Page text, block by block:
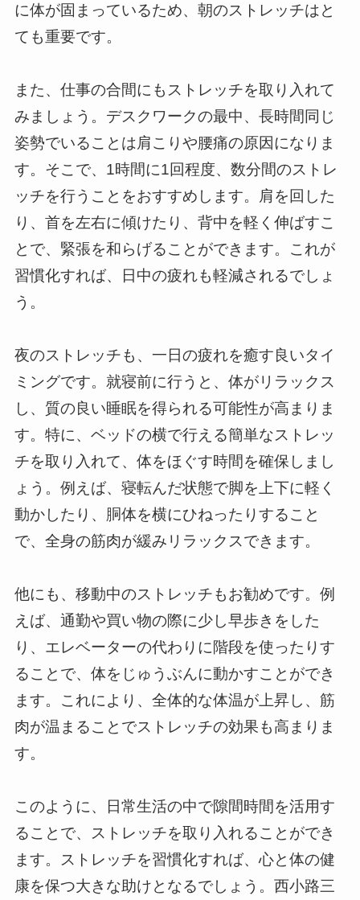
に体が固まっているため、朝のストレッチはと
ても重要です。
また、仕事の合間にもストレッチを取り入れて
みましょう。デスクワークの最中、長時間同じ
姿勢でいることは肩こりや腰痛の原因になりま
す。そこで、1時間に1回程度、数分間のストレ
ッチを行うことをおすすめします。肩を回した
り、首を左右に傾けたり、背中を軽く伸ばすこ
とで、緊張を和らげることができます。これが
習慣化すれば、日中の疲れも軽減されるでしょ
う。
夜のストレッチも、一日の疲れを癒す良いタイ
ミングです。就寝前に行うと、体がリラックス
し、質の良い睡眠を得られる可能性が高まりま
す。特に、ベッドの横で行える簡単なストレッ
チを取り入れて、体をほぐす時間を確保しまし
ょう。例えば、寝転んだ状態で脚を上下に軽く
動かしたり、胴体を横にひねったりすること
で、全身の筋肉が緩みリラックスできます。
他にも、移動中のストレッチもお勧めです。例
えば、通勤や買い物の際に少し早歩きをした
り、エレベーターの代わりに階段を使ったりす
ることで、体をじゅうぶんに動かすことができ
ます。これにより、全体的な体温が上昇し、筋
肉が温まることでストレッチの効果も高まりま
す。
このように、日常生活の中で隙間時間を活用す
ることで、ストレッチを取り入れることができ
ます。ストレッチを習慣化すれば、心と体の健
康を保つ大きな助けとなるでしょう。西小路三